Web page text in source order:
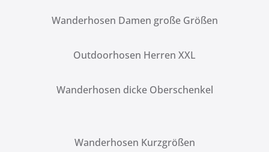
Wanderhosen Damen große Größen
Outdoorhosen Herren XXL
Wanderhosen dicke Oberschenkel
Wanderhosen Kurzgrößen